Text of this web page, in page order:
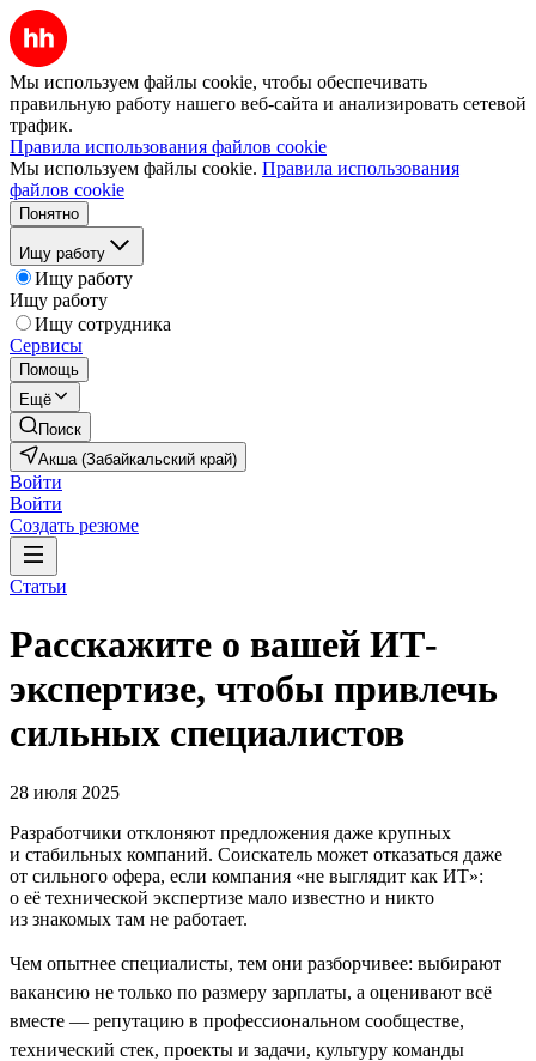
Мы используем файлы cookie, чтобы обеспечивать
правильную работу нашего веб-сайта и анализировать сетевой
трафик.
Правила использования файлов cookie
Мы используем файлы cookie. Правила использования
файлов cookie
Понятно
Ищу работу
Ищу работу
Ищу работу
Ищу сотрудника
Сервисы
Помощь
Ещё
Поиск
Акша (Забайкальский край)
Войти
Войти
Создать резюме
Статьи
Расскажите о вашей ИТ-
экспертизе, чтобы привлечь
сильных специалистов
28 июля 2025
Разработчики отклоняют предложения даже крупных
и стабильных компаний. Соискатель может отказаться даже
от сильного офера, если компания «не выглядит как ИТ»:
о её технической экспертизе мало известно и никто
из знакомых там не работает.
Чем опытнее специалисты, тем они разборчивее: выбирают
вакансию не только по размеру зарплаты, а оценивают всё
вместе — репутацию в профессиональном сообществе,
технический стек, проекты и задачи, культуру команды